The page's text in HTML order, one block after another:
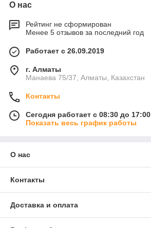
О нас
Рейтинг не сформирован
Менее 5 отзывов за последний год
Работает с 26.09.2019
г. Алматы
Манаева 75/37, Алматы, Казахстан
Контакты
Сегодня работает с 08:30 до 17:00
Показать весь график работы
О нас
Контакты
Доставка и оплата